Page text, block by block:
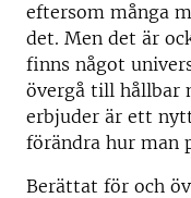
eftersom många
det. Men det är
finns något
övergå till hållbar
erbjuder är ett
förändra hur man
Berättat för och